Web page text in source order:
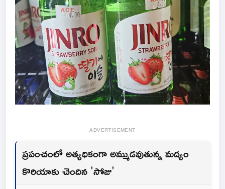
ADVERTISEMENT
ప్రపంచంలో అత్యధికంగా అమ్ముడవుతున్న మద్యం
కొరియాకు చెందిన 'సోజు'